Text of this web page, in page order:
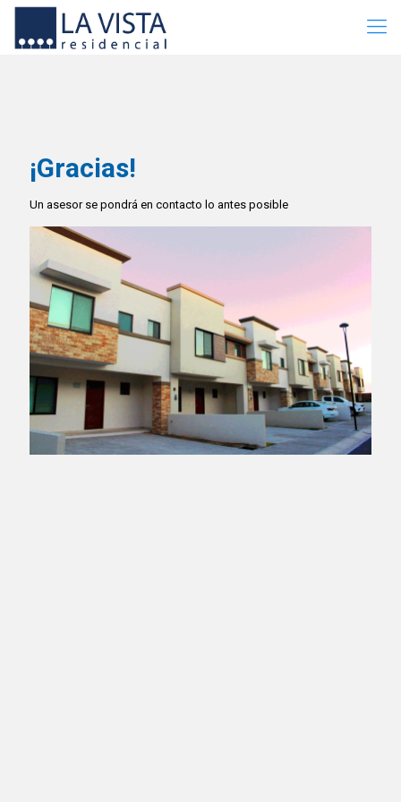
¡Gracias!
Un asesor se pondrá en contacto lo antes posible